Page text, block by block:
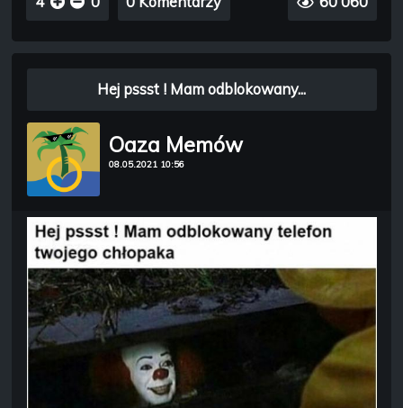
Oaza Memów
08.05.2021 10:56
Hej pssst ! Mam odblokowany...